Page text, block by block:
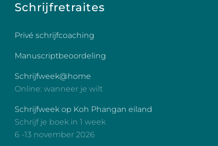
Schrijfretraites
Privé schrijfcoaching
Manuscriptbeoordeling
Schrijfweek@home
Online: wanneer je wilt
Schrijfweek op Koh Phangan eiland
Schrijf je boek in 1 week
6 -13 november 2026